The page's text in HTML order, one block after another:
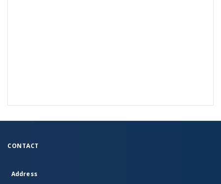
CONTACT
Address